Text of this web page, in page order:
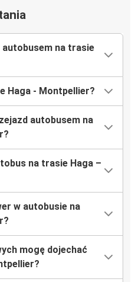
autobusem na trasie
Haga - Montpellier?
autobusem na
na trasie Haga –
w autobusie na
mogę dojechać